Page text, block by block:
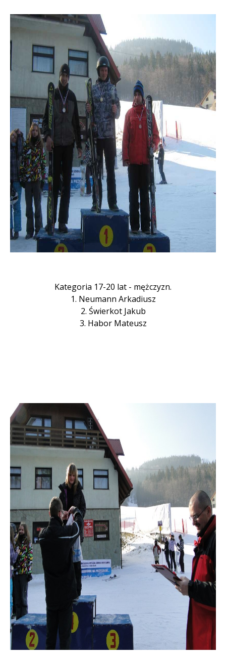
Kategoria 17-20 lat - mężczyzn.
1. Neumann Arkadiusz
2. Świerkot Jakub
3. Habor Mateusz